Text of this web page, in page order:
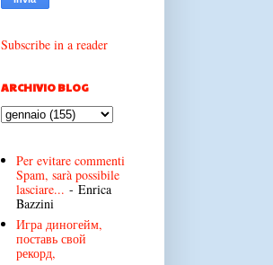
Subscribe in a reader
ARCHIVIO BLOG
Per evitare commenti
Spam, sarà possibile
lasciare... - Enrica
Bazzini
Игра диногейм,
поставь свой
рекорд,